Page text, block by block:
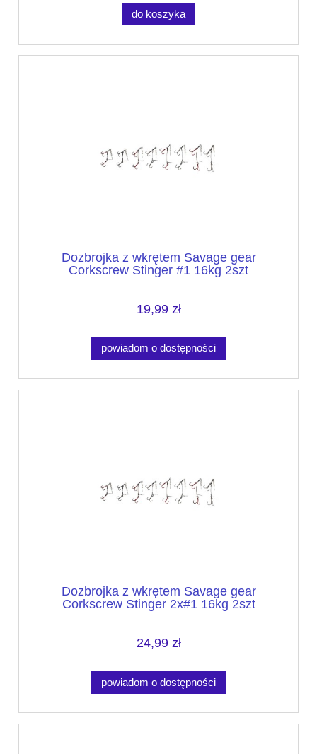
do koszyka
Dozbrojka z wkrętem Savage gear
Corkscrew Stinger #1 16kg 2szt
19,99 zł
powiadom o dostępności
Dozbrojka z wkrętem Savage gear
Corkscrew Stinger 2x#1 16kg 2szt
24,99 zł
powiadom o dostępności